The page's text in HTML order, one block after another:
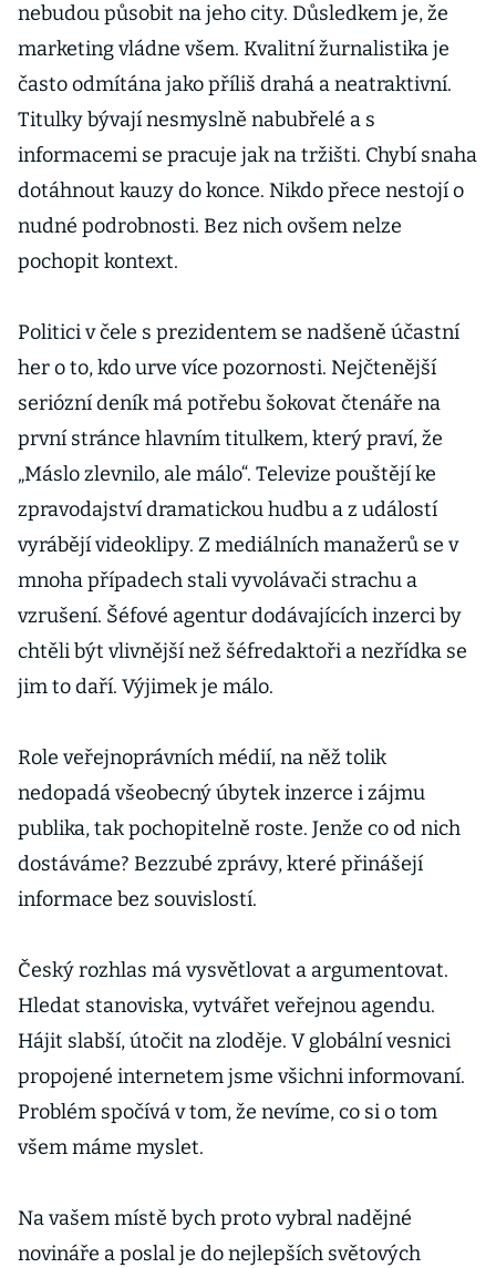
nebudou působit na jeho city. Důsledkem je, že
marketing vládne všem. Kvalitní žurnalistika je
často odmítána jako příliš drahá a neatraktivní.
Titulky bývají nesmyslně nabubřelé a s
informacemi se pracuje jak na tržišti. Chybí snaha
dotáhnout kauzy do konce. Nikdo přece nestojí o
nudné podrobnosti. Bez nich ovšem nelze
pochopit kontext.
Politici v čele s prezidentem se nadšeně účastní
her o to, kdo urve více pozornosti. Nejčtenější
seriózní deník má potřebu šokovat čtenáře na
první stránce hlavním titulkem, který praví, že
„Máslo zlevnilo, ale málo“. Televize pouštějí ke
zpravodajství dramatickou hudbu a z událostí
vyrábějí videoklipy. Z mediálních manažerů se v
mnoha případech stali vyvolávači strachu a
vzrušení. Šéfové agentur dodávajících inzerci by
chtěli být vlivnější než šéfredaktoři a nezřídka se
jim to daří. Výjimek je málo.
Role veřejnoprávních médií, na něž tolik
nedopadá všeobecný úbytek inzerce i zájmu
publika, tak pochopitelně roste. Jenže co od nich
dostáváme? Bezzubé zprávy, které přinášejí
informace bez souvislostí.
Český rozhlas má vysvětlovat a argumentovat.
Hledat stanoviska, vytvářet veřejnou agendu.
Hájit slabší, útočit na zloděje. V globální vesnici
propojené internetem jsme všichni informovaní.
Problém spočívá v tom, že nevíme, co si o tom
všem máme myslet.
Na vašem místě bych proto vybral nadějné
novináře a poslal je do nejlepších světových